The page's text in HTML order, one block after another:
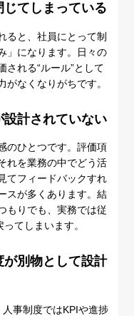
てしまっている
ると、社員にとって制
」になります。日々の
される“ルール”として
なくなりがちです。
計されていない
のひとつです。評価項
れを業務の中でどう活
てフィードバックすれ
スが多くあります。結
もりでも、実務では従
てしまいます。
別物として設計
事制度ではKPIや進捗